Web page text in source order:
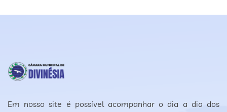
Em nosso site é possível acompanhar o dia a dia dos